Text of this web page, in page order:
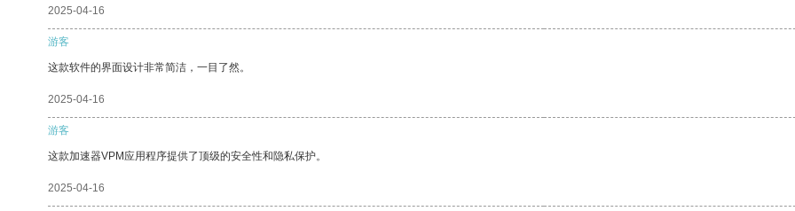
2025-04-16
游客
这款软件的界面设计非常简洁，一目了然。
2025-04-16
游客
这款加速器VPM应用程序提供了顶级的安全性和隐私保护。
2025-04-16